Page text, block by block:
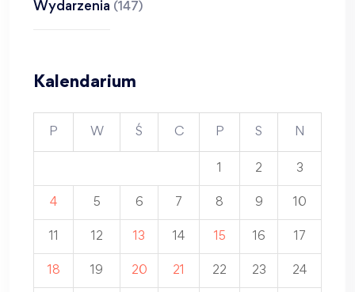
Wydarzenia (147)
Kalendarium
P W Ś C P S N
2 3
4 5 6 7 8 9 10
12 13 14 15 16 17
18 19 20 21 22 23 24